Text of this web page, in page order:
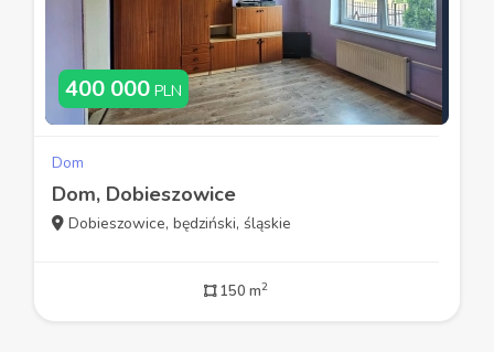
400 000 PLN
Dom
Dom, Dobieszowice
Dobieszowice, będziński, śląskie
150 m2